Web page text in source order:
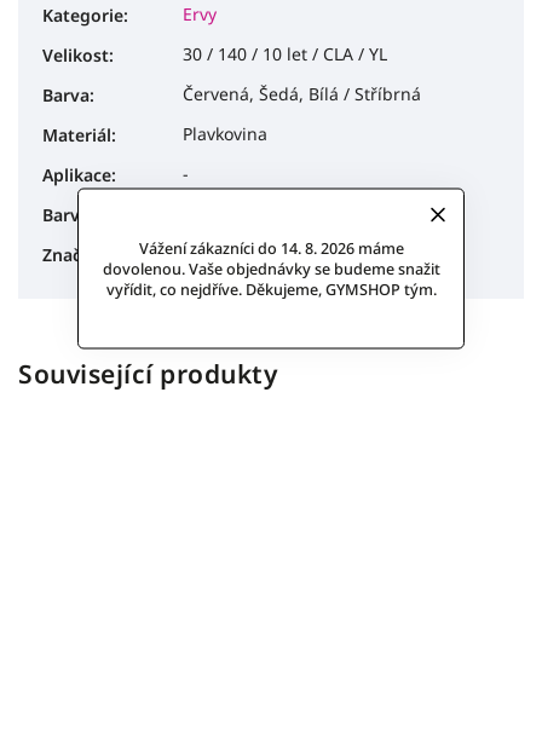
Vážení zákazníci do 14. 8. 2026 máme
dovolenou. Vaše objednávky se budeme snažit
vyřídit, co nejdříve. Děkujeme, GYMSHOP tým.
Kategorie:
Ervy
Velikost:
30 / 140 / 10 let / CLA / YL
Barva:
Červená, Šedá, Bílá / Stříbrná
Materiál:
Plavkovina
Aplikace:
-
Barva
Značka
Ervy
Související produkty